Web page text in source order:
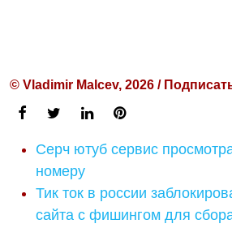
© Vladimir Malcev, 2026 /
Серч ютуб сервис
номеру
Тик ток в россии
сайта с фишингом для